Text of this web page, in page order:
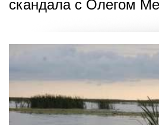
скандала с Олегом